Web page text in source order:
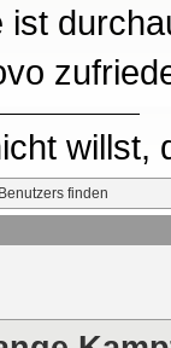
ist
willst,